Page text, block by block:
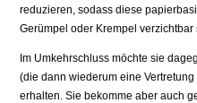
reduzieren, sodass diese
Gerümpel oder Krempel verzichtbar
Im Umkehrschluss möchte sie
(die dann wiederum eine
erhalten. Sie bekomme aber auch